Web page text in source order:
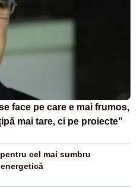
face pe care e mai frumos,
mai tare, ci pe proiecte”
cel mai sumbru